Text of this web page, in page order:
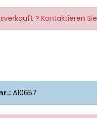
? Kontaktieren
A10657